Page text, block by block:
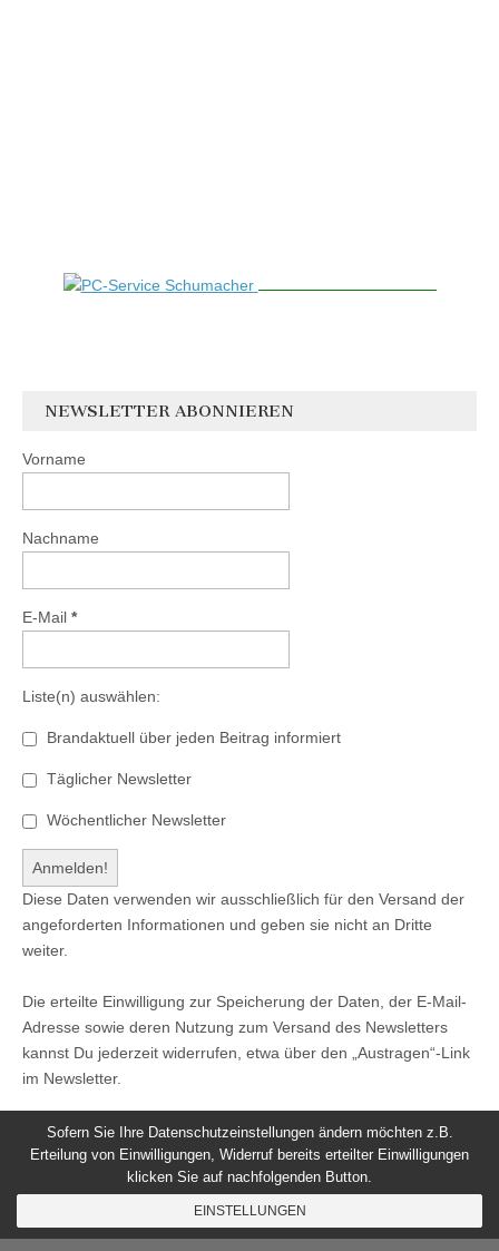
NEWSLETTER ABONNIEREN
Vorname
Nachname
E-Mail *
Liste(n) auswählen:
Brandaktuell über jeden Beitrag informiert
Täglicher Newsletter
Wöchentlicher Newsletter
Diese Daten verwenden wir ausschließlich für den Versand der
angeforderten Informationen und geben sie nicht an Dritte
weiter.
Die erteilte Einwilligung zur Speicherung der Daten, der E-Mail-
Adresse sowie deren Nutzung zum Versand des Newsletters
kannst Du jederzeit widerrufen, etwa über den „Austragen“-Link
im Newsletter.
Sofern Sie Ihre Datenschutzeinstellungen ändern möchten z.B.
Erteilung von Einwilligungen, Widerruf bereits erteilter Einwilligungen
klicken Sie auf nachfolgenden Button.
EINSTELLUNGEN